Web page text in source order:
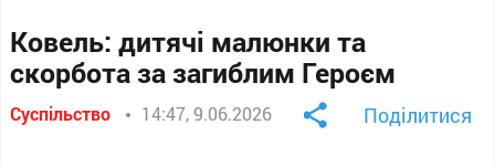
Ковель: дитячі малюнки та
скорбота за загиблим Героєм
Суспільство 14:47, 9.06.2026 Поділитися